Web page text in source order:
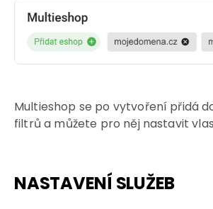
Multieshop se po vytvoření přidá
filtrů a můžete pro něj nastavit
NASTAVENÍ SLUŽEB